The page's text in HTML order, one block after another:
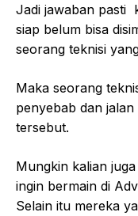
Jadi jawaban pasti
siap belum bisa
seorang teknisi
Maka seorang
penyebab dan
tersebut.
Mungkin kalian
ingin bermain di
Selain itu mereka